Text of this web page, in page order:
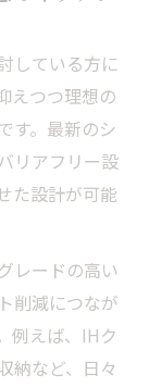
で賢く実
水回りリ
する賢いリ
ォーマン
のメリッ
と補助金
している方に
えつつ理想の
す。最新のシ
リアフリー設
た設計が可能
レードの高い
削減につなが
例えば、IHク
納など、日々